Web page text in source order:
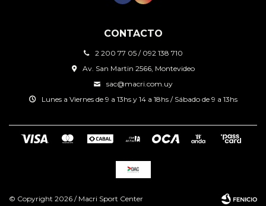
CONTACTO
2 200 77 05 / 092 138 710
Av. San Martin 2566, Montevideo
sac@macri.com.uy
Lunes a Viernes de 9 a 13hs y 14 a 18hs / Sábado de 9 a 13hs
© Copyright 2026 / Macri Sport Center